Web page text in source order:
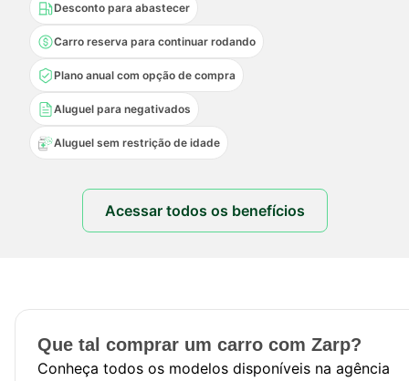
Desconto para abastecer
Carro reserva para continuar rodando
Plano anual com opção de compra
Aluguel para negativados
Aluguel sem restrição de idade
Acessar todos os benefícios
Que tal comprar um carro com Zarp?
Conheça todos os modelos disponíveis na agência